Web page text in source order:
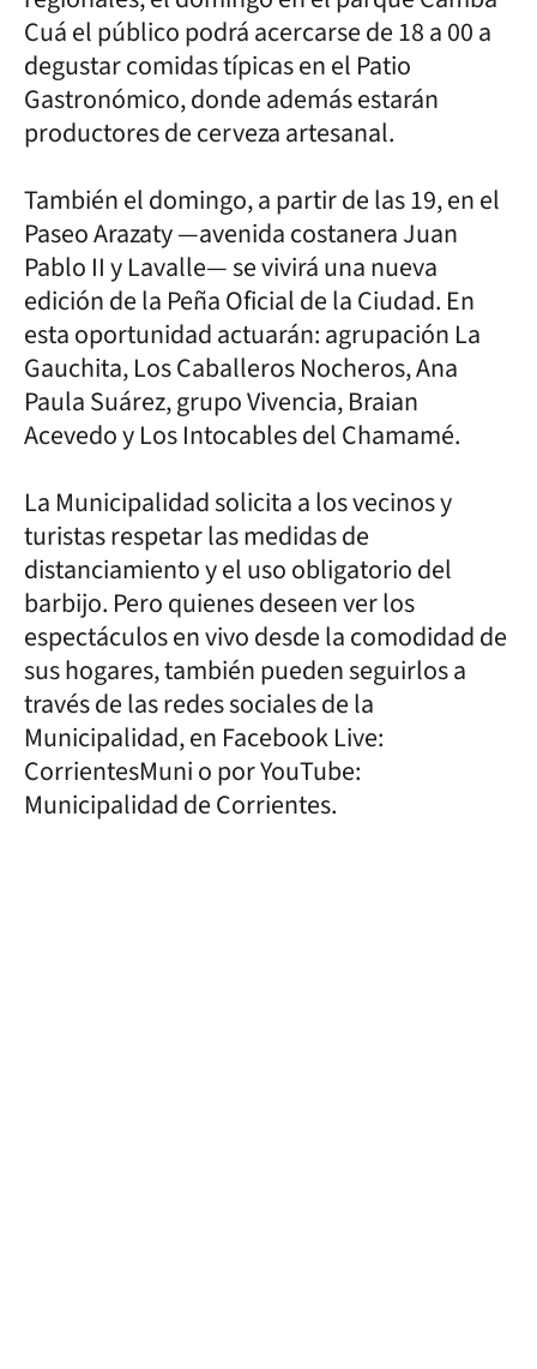
Cuá el público podrá acercarse de 18 a 00 a
degustar comidas típicas en el Patio
Gastronómico, donde además estarán
productores de cerveza artesanal.
También el domingo, a partir de las 19, en el
Paseo Arazaty —avenida costanera Juan
Pablo II y Lavalle— se vivirá una nueva
edición de la Peña Oficial de la Ciudad. En
esta oportunidad actuarán: agrupación La
Gauchita, Los Caballeros Nocheros, Ana
Paula Suárez, grupo Vivencia, Braian
Acevedo y Los Intocables del Chamamé.
La Municipalidad solicita a los vecinos y
turistas respetar las medidas de
distanciamiento y el uso obligatorio del
barbijo. Pero quienes deseen ver los
espectáculos en vivo desde la comodidad de
sus hogares, también pueden seguirlos a
través de las redes sociales de la
Municipalidad, en Facebook Live:
CorrientesMuni o por YouTube:
Municipalidad de Corrientes.